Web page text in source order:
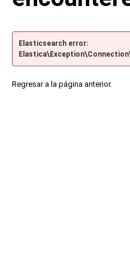
Elasticsearch error:
Regresar a la página anterior.